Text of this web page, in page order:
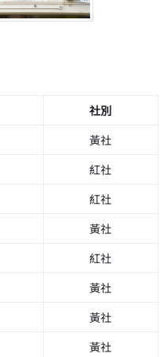
社別
黃社
紅社
紅社
黃社
紅社
黃社
黃社
黃社